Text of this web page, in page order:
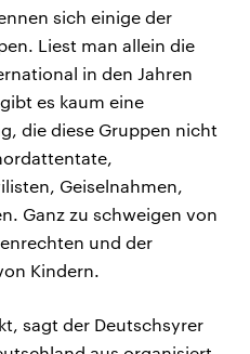
sich einige der
Liest man allein die
in den Jahren
es kaum eine
die diese Gruppen nicht
Geiselnahmen,
Ganz zu schweigen von
und der
Kindern.
sagt der Deutschsyrer